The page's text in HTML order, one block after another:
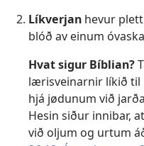
Líkverjan hevur
blóð av einum
Hvat sigur Bíblian?
lærisveinarnir líkið til
hjá jødunum við
Hesin siður innibar,
við oljum og urtum